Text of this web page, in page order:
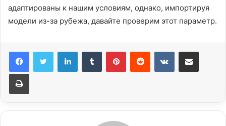
адаптированы к нашим условиям, однако, импортируя
модели из-за рубежа, давайте проверим этот параметр.
LinkedInTumblr PinterestReddit ВконтактеПоделиться через электронную почту
Печатать